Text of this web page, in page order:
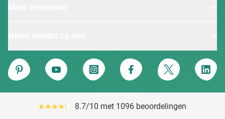
Van Heijster
Pinterest
YouTube Instagram Facebook Twitter
Gemiddeld reviewpercentage is 87
8.7/10 met 1096 beoordelingen